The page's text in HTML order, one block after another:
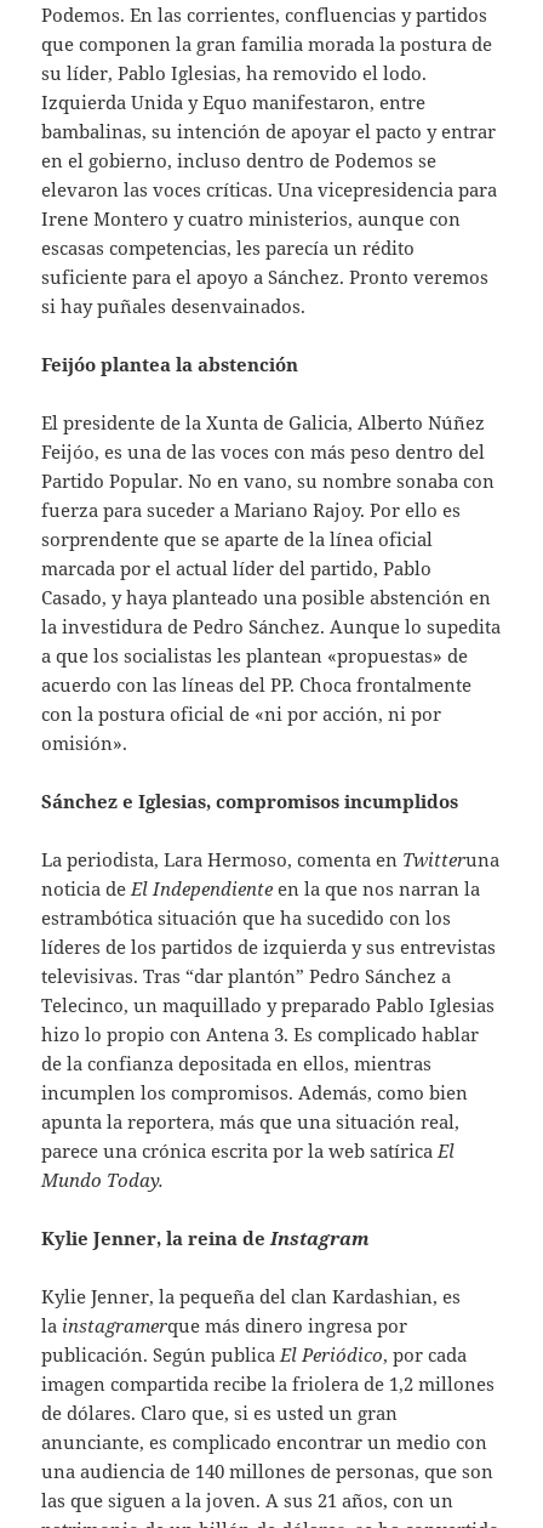
Podemos. En las corrientes, confluencias y partidos
que componen la gran familia morada la postura de
su líder, Pablo Iglesias, ha removido el lodo.
Izquierda Unida y Equo manifestaron, entre
bambalinas, su intención de apoyar el pacto y entrar
en el gobierno, incluso dentro de Podemos se
elevaron las voces críticas. Una vicepresidencia para
Irene Montero y cuatro ministerios, aunque con
escasas competencias, les parecía un rédito
suficiente para el apoyo a Sánchez. Pronto veremos
si hay puñales desenvainados.
Feijóo plantea la abstención
El presidente de la Xunta de Galicia, Alberto Núñez
Feijóo, es una de las voces con más peso dentro del
Partido Popular. No en vano, su nombre sonaba con
fuerza para suceder a Mariano Rajoy. Por ello es
sorprendente que se aparte de la línea oficial
marcada por el actual líder del partido, Pablo
Casado, y haya planteado una posible abstención en
la investidura de Pedro Sánchez. Aunque lo supedita
a que los socialistas les plantean «propuestas» de
acuerdo con las líneas del PP. Choca frontalmente
con la postura oficial de «ni por acción, ni por
omisión».
Sánchez e Iglesias, compromisos incumplidos
La periodista, Lara Hermoso, comenta en Twitteruna
noticia de El Independienteen la que nos narran la
estrambótica situación que ha sucedido con los
líderes de los partidos de izquierda y sus entrevistas
televisivas. Tras “dar plantón” Pedro Sánchez a
Telecinco, un maquillado y preparado Pablo Iglesias
hizo lo propio con Antena 3. Es complicado hablar
de la confianza depositada en ellos, mientras
incumplen los compromisos. Además, como bien
apunta la reportera, más que una situación real,
parece una crónica escrita por la web satírica El
Mundo Today.
Kylie Jenner, la reina de Instagram
Kylie Jenner, la pequeña del clan Kardashian, es
la instagramerque más dinero ingresa por
publicación. Según publica El Periódico, por cada
imagen compartida recibe la friolera de 1,2 millones
de dólares. Claro que, si es usted un gran
anunciante, es complicado encontrar un medio con
una audiencia de 140 millones de personas, que son
las que siguen a la joven. A sus 21 años, con un